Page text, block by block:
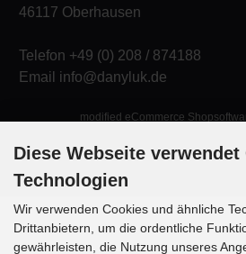
46117 Oberhausen
Telefon +49 (0) 208 / 874188
Email info@danyluk.de
mod ified eCommerce
Diese Webseite
Technologien
Wir verwenden Cookies und ähnliche
Drittanbietern, um die ordentliche
gewährleisten, die Nutzung unseres